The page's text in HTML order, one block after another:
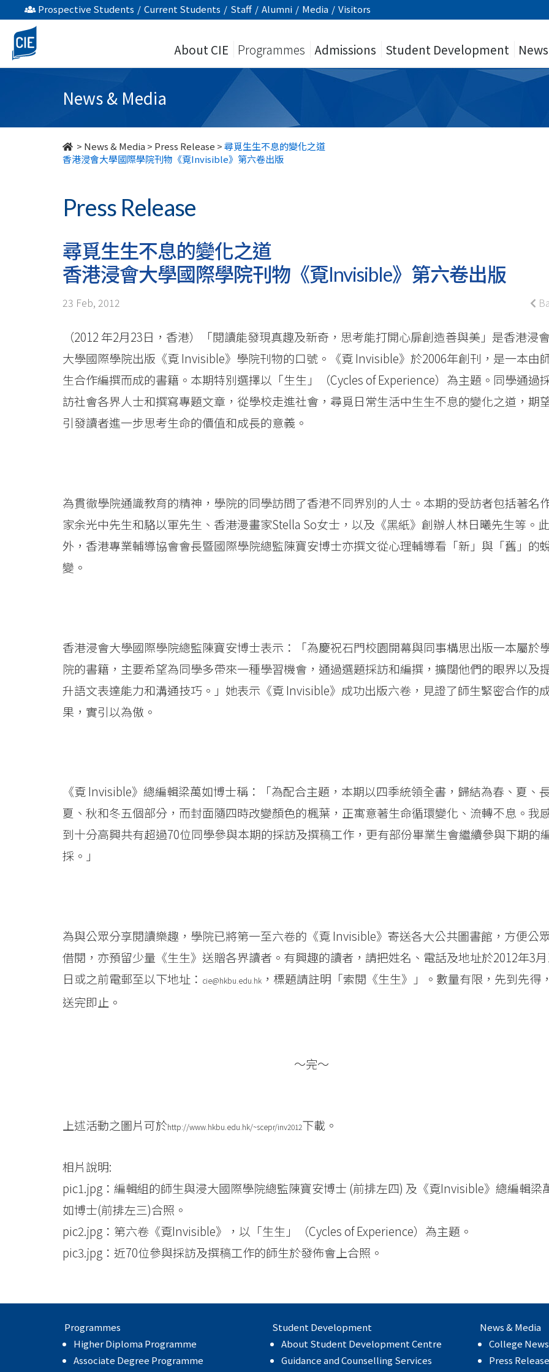
尋
覓
生
Invisible》
College
College
International
Education
Baptist
Prospective Students / Current Students / Staff / Alumni / Media / Visitors
About CIE Programmes Admissions Student Development
News & Media
> News & Media > Press Release >尋覓生生不息的變化之道
香港浸會大學國際學院刊物《覔Invisible》第六卷出版
Press Release
尋覓生生不息的變化之道
香港浸會大學國際學院刊物《覔Invisible》第六卷出版
23 Feb, 2012
（2012 年2月23日，香港）「閱讀能發現真趣及新奇，思考能打開心扉創造善與美」是香港浸
大學國際學院出版《覔 Invisible》學院刊物的口號。《覔 Invisible》於2006年創刊，是一本由
生合作編撰而成的書籍。本期特別選擇以「生生」（Cycles of Experience）為主題。同學通過
訪社會各界人士和撰寫專題文章，從學校走進社會，尋覓日常生活中生生不息的變化之道，期
引發讀者進一步思考生命的價值和成長的意義。
為貫徹學院通識教育的精神，學院的同學訪問了香港不同界別的人士。本期的受訪者包括著名
家余光中先生和駱以軍先生、香港漫畫家Stella So女士，以及《黑紙》創辦人林日曦先生等。此
外，香港專業輔導協會會長暨國際學院總監陳寶安博士亦撰文從心理輔導看「新」與「舊」的
變。
香港浸會大學國際學院總監陳寶安博士表示：「為慶祝石門校園開幕與同事構思出版一本屬於
院的書籍，主要希望為同學多帶來一種學習機會，通過選題採訪和編撰，擴闊他們的眼界以及
升語文表達能力和溝通技巧。」她表示《覔 Invisible》成功出版六卷，見證了師生緊密合作的
果，實引以為傲。
《覔 Invisible》總編輯梁萬如博士稱：「為配合主題，本期以四季統領全書，歸結為春、夏、
夏、秋和冬五個部分，而封面隨四時改變顏色的楓葉，正寓意著生命循環變化、流轉不息。我
到十分高興共有超過70位同學參與本期的採訪及撰稿工作，更有部份畢業生會繼續參與下期的
採。」
為與公眾分享閱讀樂趣，學院已將第一至六卷的《覔 Invisible》寄送各大公共圖書館，方便公
借閱，亦預留少量《生生》送贈各界讀者。有興趣的讀者，請把姓名、電話及地址於2012年3月
日或之前電郵至以下地址： cie@hkbu.edu.hk ，標題請註明「索閱《生生》」。數量有限，先到先得，
送完即止。
～完～
上述活動之圖片可於http://www.hkbu.edu.hk/~scepr/inv2012下載。
相片說明:
pic1.jpg：編輯組的師生與浸大國際學院總監陳寶安博士 (前排左四) 及《覔Invisible》總編輯梁
如博士(前排左三)合照。
pic2.jpg：第六卷《覔Invisible》，以「生生」（Cycles of Experience）為主題。
pic3.jpg：近70位參與採訪及撰稿工作的師生於發佈會上合照。
Programmes
Higher Diploma Programme
Associate Degree Programme
Student Development
About Student Development Centre
Guidance and Counselling Services
News & Media
College News
Press Release